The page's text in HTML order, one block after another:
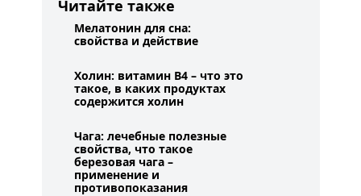
Читайте также
Мелатонин для сна:
свойства и действие
Холин: витамин B4 – что это
такое, в каких продуктах
содержится холин
Чага: лечебные полезные
свойства, что такое
березовая чага –
применение и
противопоказания